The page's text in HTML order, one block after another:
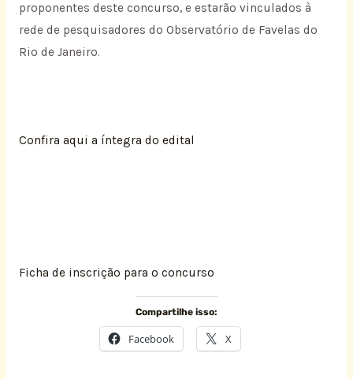
proponentes deste concurso, e estarão vinculados à
rede de pesquisadores do Observatório de Favelas do
Rio de Janeiro.
Confira aqui a íntegra do edital
Ficha de inscrição para o concurso
Compartilhe isso:
Facebook X